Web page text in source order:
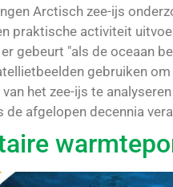
Arctisch zee-ijs
praktische activiteit
gebeurt "als de oceaan
gebruiken
het zee-ijs te
de afgelopen decennia